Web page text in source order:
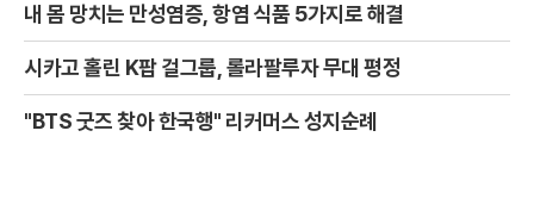
내 몸 망치는 만성염증, 항염 식품 5가지로 해결
시카고 홀린 K팝 걸그룹, 롤라팔루자 무대 평정
"BTS 굿즈 찾아 한국행" 리커머스 성지순례